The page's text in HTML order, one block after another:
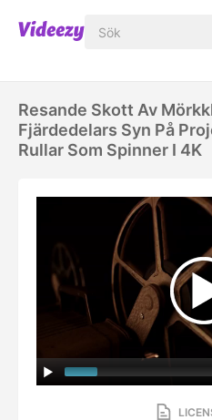
Resande Skott Av
Fjärdedelars Syn På
Rullar Som Spinner I 4K